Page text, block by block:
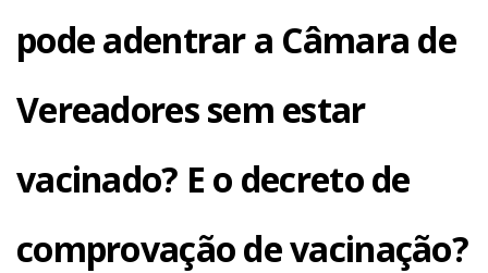
pode adentrar a Câmara de
Vereadores sem estar
vacinado? E o decreto de
comprovação de vacinação?